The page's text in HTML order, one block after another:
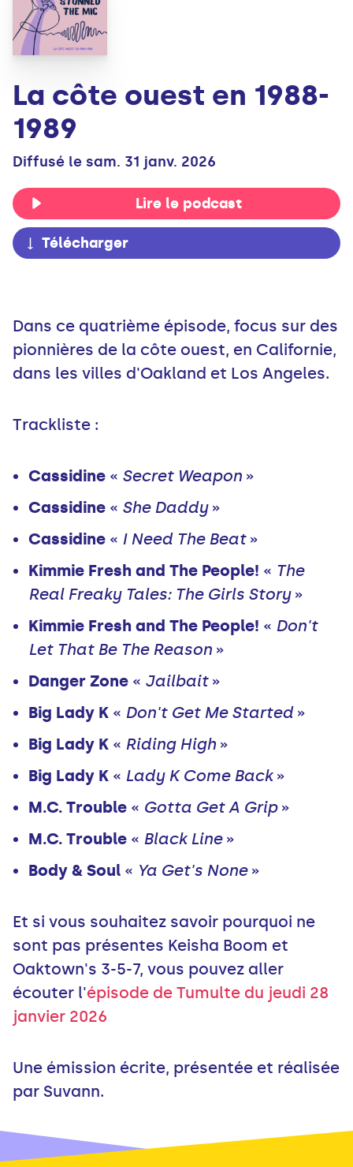
La côte ouest en 1988-
1989
Diffusé le sam. 31 janv. 2026
Lire le podcast
Télécharger
Dans ce quatrième épisode, focus sur des
pionnières de la côte ouest, en Californie,
dans les villes d'Oakland et Los Angeles.
Trackliste :
Cassidine « Secret Weapon »
Cassidine « She Daddy»
Cassidine « I Need The Beat»
Kimmie Fresh and The People! « The
Real Freaky Tales: The Girls Story»
Kimmie Fresh and The People! « Don't
Let That Be The Reason »
Danger Zone « Jailbait»
Big Lady K « Don't Get Me Started»
Big Lady K « Riding High »
Big Lady K « Lady K Come Back»
M.C. Trouble « Gotta Get A Grip»
M.C. Trouble « Black Line»
Body & Soul « Ya Get's None»
Et si vous souhaitez savoir pourquoi ne
sont pas présentes Keisha Boom et
Oaktown's 3-5-7, vous pouvez aller
écouter l'épisode de Tumulte du jeudi 28
janvier 2026
Une émission écrite, présentée et réalisée
par Suvann.